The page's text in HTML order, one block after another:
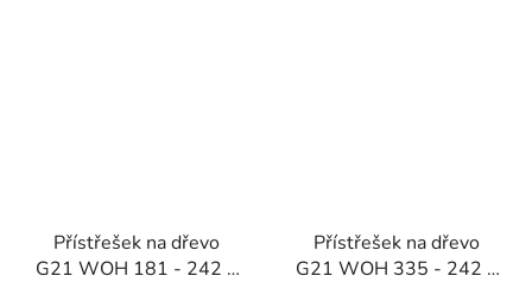
Přístřešek na dřevo
G21 WOH 181 - 242 x
Přístřešek na dřevo
G21 WOH 335 - 242 x